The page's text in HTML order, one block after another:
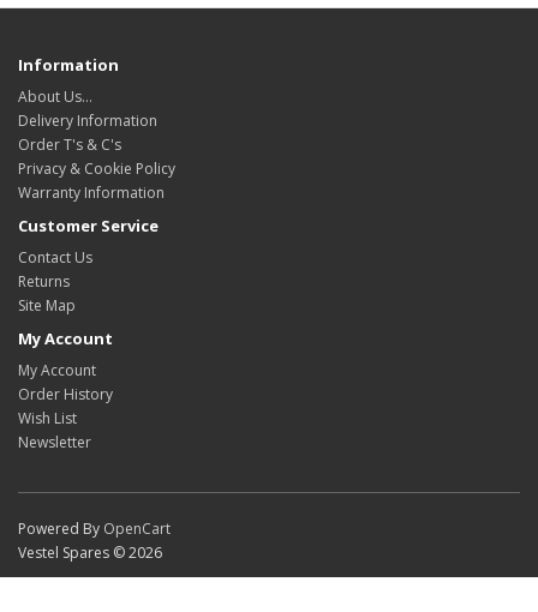
Information
About Us…
Delivery Information
Order T's & C's
Privacy & Cookie Policy
Warranty Information
Customer Service
Contact Us
Returns
Site Map
My Account
My Account
Order History
Wish List
Newsletter
Powered By OpenCart
Vestel Spares © 2026